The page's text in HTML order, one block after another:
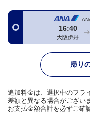
16:40
大阪伊丹
帰り
追加料金は、選択中のフラ
差額と異なる場合がござい
お支払金額合計を必ずご確